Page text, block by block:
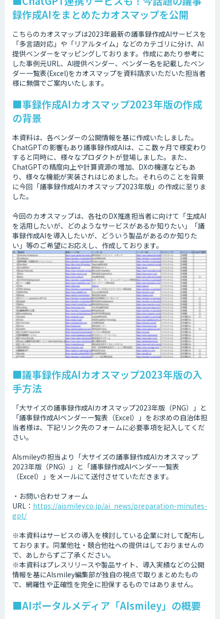
録作成AIをまとめたカオスマップを公開
こちらのカオスマップは2023年最新の議事録作成AIサービスを
「多言語対応」や「リアルタイム」などのカテゴリに分け、AI
提供ベンダーをマッピングしております。作成にあたり参考に
した事例元URL、AI提供ベンダー、ベンダー名を記載したベン
ダー一覧表(Excel)をカオスマップを資料請求いただいた担当者
様に無償でご案内いたします。
■事録作成AIカオスマップ2023年版の作成
の背景
本資料は、各ベンダーの公開情報を基に作成いたしました。
ChatGPTの影響もあり議事録作成AIは、ここ数ヶ月で様変わり
すると同時に、様々なプロダクトが登場しました。また、
ChatGPTの精度向上や計算資源の増加、DXの機運などもあ
り、様々な機能が実装されはじめました。それらのことを背景
に今回「議事録作成AIカオスマップ2023年版」の作成に至りま
した。
今回のカオスマップは、各社のDX推進担当者に向けて「生成AI
を活用したいが、どのようなサービスがあるか知りたい」「議
事録作成AIを導入したいが、どういう製品があるのか知りた
い」等のご希望にお応えし、作成しております。
■議事録作成AIカオスマップ2023年版の入
手方法
「大サイズの議事録作成AIカオスマップ2023年版（PNG）」と
「議事録作成AIベンダー一覧表（Excel）」をお求めの自治体担
当者様は、下記リンク先のフォームに必要事項を記入してくだ
さい。
AIsmileyの担当より「大サイズの議事録作成AIカオスマップ
2023年版（PNG）」と「議事録作成AIベンダー一覧表
（Excel）」をメールにて送付させていただきます。
・お問い合わせフォーム
URL： https://aismiley.co.jp/ai_news/preparation-minutes-
gpt/
※本資料はサービスの導入を検討している企業に対して配布し
ております。同業他社・競合他社への提供はしておりませんの
で、あしからずご了承ください。
※本資料はプレスリリースや製品サイト、導入実績などの公開
情報を基にAIsmiley編集部が独自の視点で取りまとめたもの
で、網羅性や正確性を完全に担保するものではありません。
■AIポータルメディア「AIsmiley」の概要